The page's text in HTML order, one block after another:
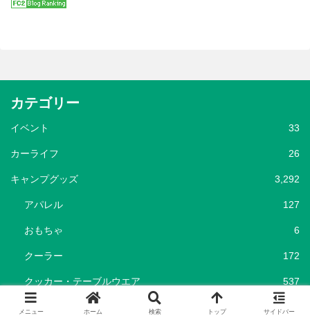
カテゴリー
イベント 33
カーライフ 26
キャンプグッズ 3,292
アパレル 127
おもちゃ 6
クーラー 172
クッカー・テーブルウエア 537
メニュー ホーム 検索 トップ サイドバー